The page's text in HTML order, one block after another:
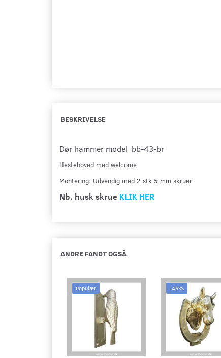
BESKRIVELSE
Dør hammer model bb-43-br
Hestehoved med welcome
Montering: Udvendig med 2 stk 5 mm skruer
Nb. husk skrue KLIK HER
ANDRE FANDT OGSÅ
Populær -45%